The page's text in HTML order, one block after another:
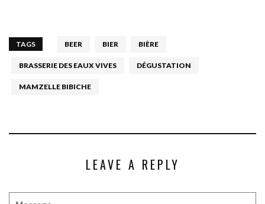
TAGS BEER BIER BIÈRE
BRASSERIE DES EAUX VIVES DÉGUSTATION
MAMZELLE BIBICHE
LEAVE A REPLY